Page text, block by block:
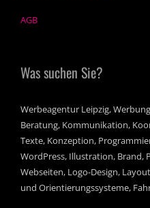
AGB
Was suchen Sie?
Werbeagentur Leipzig,
Beratung, Kommunikation,
Texte, Konzeption,
WordPress, Illustration,
Webseiten, Logo-Design,
und Orientierungssysteme,